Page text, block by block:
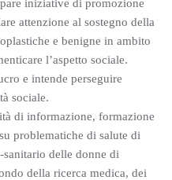
iniziative di promozione
attenzione al sostegno della
e benigne in ambito
l’aspetto sociale.
e intende perseguire
sociale.
di informazione, formazione
problematiche di salute di
delle donne di
della ricerca medica, dei